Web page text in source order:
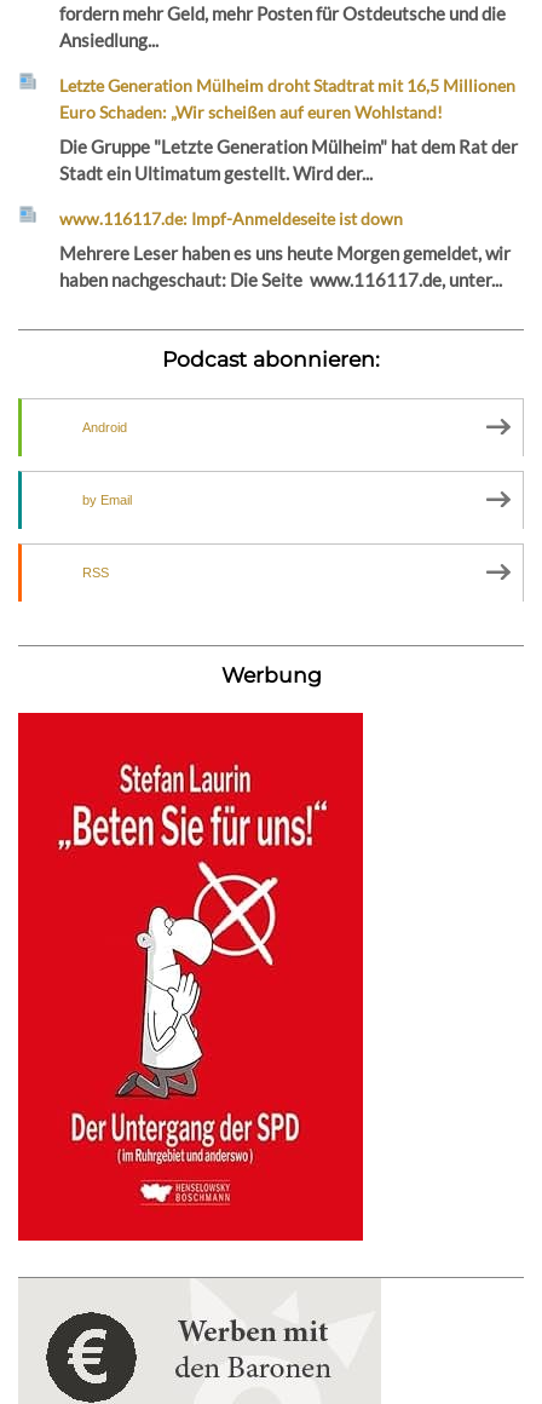
fordern mehr Geld, mehr Posten für Ostdeutsche und die
Ansiedlung...
Letzte Generation Mülheim droht Stadtrat mit 16,5 Millionen
Euro Schaden: „Wir scheißen auf euren Wohlstand!
Die Gruppe "Letzte Generation Mülheim" hat dem Rat der
Stadt ein Ultimatum gestellt. Wird der...
www.116117.de: Impf-Anmeldeseite ist down
Mehrere Leser haben es uns heute Morgen gemeldet, wir
haben nachgeschaut: Die Seite www.116117.de, unter...
Podcast abonnieren:
Android
by Email
RSS
Werbung